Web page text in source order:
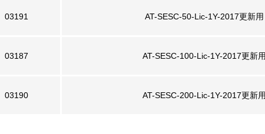
03191 AT-SESC-50-Lic-1Y-2017更新用
03187 AT-SESC-100-Lic-1Y-2017更新用
03190 AT-SESC-200-Lic-1Y-2017更新用